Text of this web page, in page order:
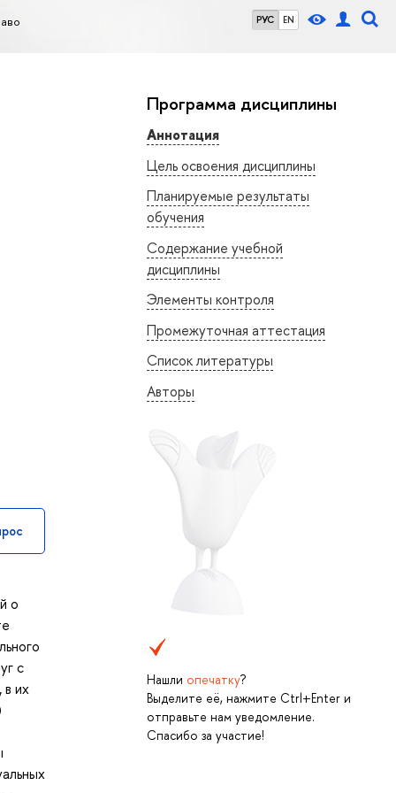
РУС EN
Программа дисциплины
Аннотация
Цель освоения дисциплины
Планируемые результаты
обучения
Содержание учебной
дисциплины
Элементы контроля
Промежуточная аттестация
Список литературы
Авторы
Нашли опечатку?
Выделите её, нажмите Ctrl+Enter и
отправьте нам уведомление.
Спасибо за участие!
о
с
их